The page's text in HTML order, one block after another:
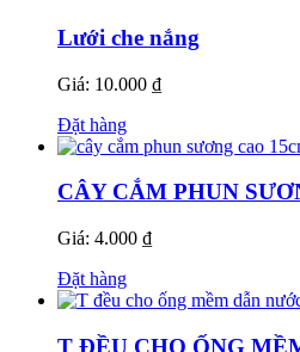
Lưới che nắng
Giá: 10.000 ₫
Đặt hàng
CÂY CẮM PHUN
Giá: 4.000 ₫
Đặt hàng
T ĐỀU CHO ỐNG